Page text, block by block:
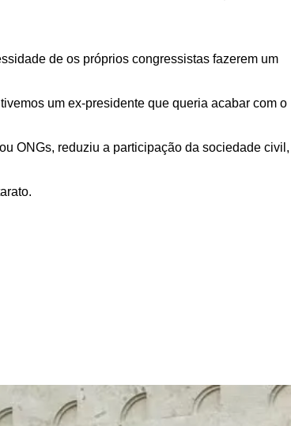
de os próprios congressistas fazerem um
um ex-presidente que queria acabar com o
ONGs, reduziu a participação da sociedade civil,